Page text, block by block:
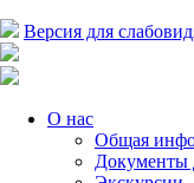
Версия для
О нас
Общая
Документы